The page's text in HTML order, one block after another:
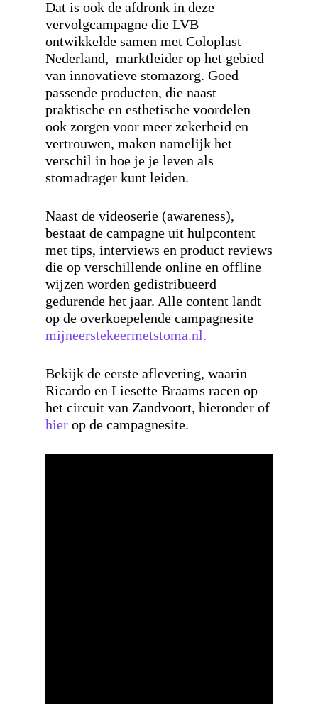
Dat is ook de afdronk in deze
vervolgcampagne die LVB
ontwikkelde samen met Coloplast
Nederland, marktleider op het gebied
van innovatieve stomazorg. Goed
passende producten, die naast
praktische en esthetische voordelen
ook zorgen voor meer zekerheid en
vertrouwen, maken namelijk het
verschil in hoe je je leven als
stomadrager kunt leiden.
Naast de videoserie (awareness),
bestaat de campagne uit hulpcontent
met tips, interviews en product reviews
die op verschillende online en offline
wijzen worden gedistribueerd
gedurende het jaar. Alle content landt
op de overkoepelende campagnesite
mijneerstekeermetstoma.nl.
Bekijk de eerste aflevering, waarin
Ricardo en Liesette Braams racen op
het circuit van Zandvoort, hieronder of
hier op de campagnesite.